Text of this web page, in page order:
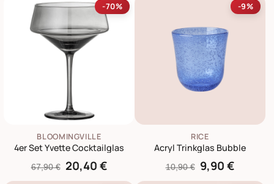
-70%
BLOOMINGVILLE
4er Set Yvette Cocktailglas
67,90 € 20,40 €
-9%
RICE
Acryl Trinkglas Bubble
10,90 € 9,90 €